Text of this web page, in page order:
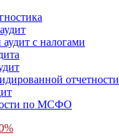
с налогами
отчетности
по МСФО